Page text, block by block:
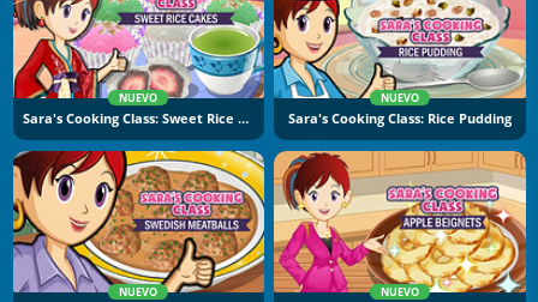
NUEVO
Sara's Cooking Class: Sweet Rice Cakes
NUEVO
Sara's Cooking Class: Rice Pudding
NUEVO NUEVO